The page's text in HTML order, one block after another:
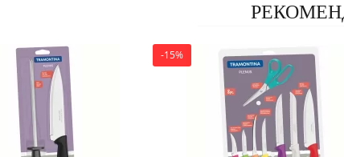
-15%